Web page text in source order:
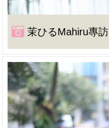
茉ひるMahiru專訪